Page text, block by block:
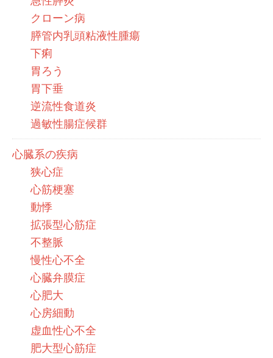
クローン病
膵管内乳頭粘液性腫瘍
下痢
胃ろう
胃下垂
逆流性食道炎
過敏性腸症候群
心臓系の疾病
狭心症
心筋梗塞
動悸
拡張型心筋症
不整脈
慢性心不全
心臓弁膜症
心肥大
心房細動
虚血性心不全
肥大型心筋症